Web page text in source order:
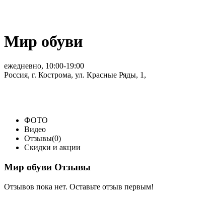
Мир обуви
ежедневно, 10:00-19:00
Россия, г. Кострома, ул. Красные Ряды, 1,
ФОТО
Видео
Отзывы(0)
Скидки и акции
Мир обуви Отзывы
Отзывов пока нет. Оставьте отзыв первым!